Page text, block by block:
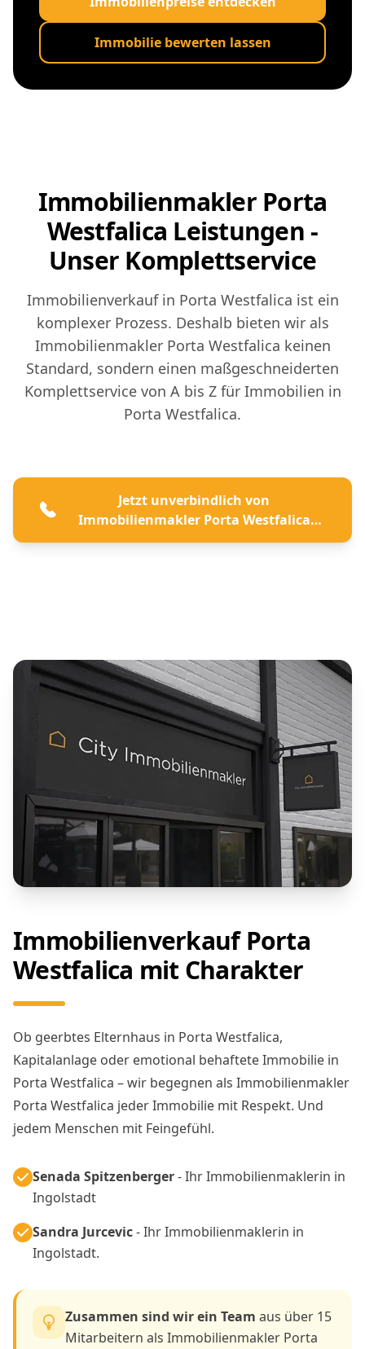
Immobilie bewerten lassen
Immobilienmakler Porta
Westfalica Leistungen -
Unser Komplettservice
Immobilienverkauf in Porta Westfalica ist ein
komplexer Prozess. Deshalb bieten wir als
Immobilienmakler Porta Westfalica keinen
Standard, sondern einen maßgeschneiderten
Komplettservice von A bis Z für Immobilien in
Porta Westfalica.
Jetzt unverbindlich von
Immobilienmakler Porta Westfalica
beraten lassen
Immobilienverkauf Porta
Westfalica mit Charakter
Ob geerbtes Elternhaus in Porta Westfalica,
Kapitalanlage oder emotional behaftete Immobilie in
Porta Westfalica – wir begegnen als Immobilienmakler
Porta Westfalica jeder Immobilie mit Respekt. Und
jedem Menschen mit Feingefühl.
Senada Spitzenberger- Ihr Immobilienmaklerin in
Ingolstadt
Sandra Jurcevic- Ihr Immobilienmaklerin in
Ingolstadt.
Zusammen sind wir ein Team aus über 15
Mitarbeitern als Immobilienmakler Porta